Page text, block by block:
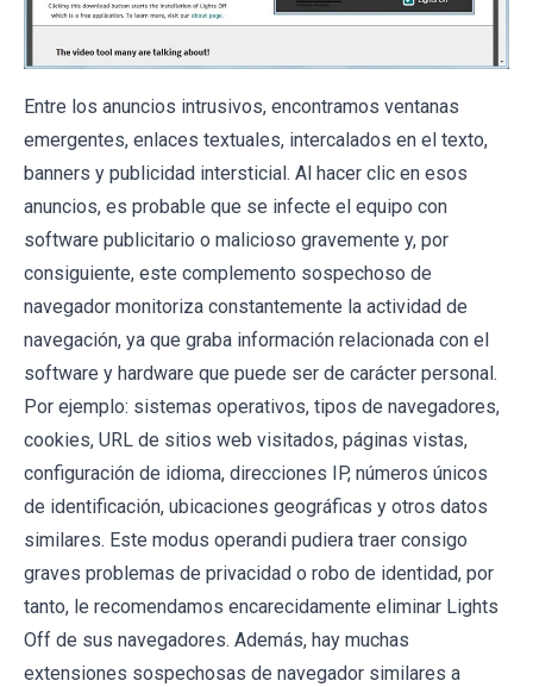
Entre los anuncios intrusivos, encontramos ventanas
emergentes, enlaces textuales, intercalados en el texto,
banners y publicidad intersticial. Al hacer clic en esos
anuncios, es probable que se infecte el equipo con
software publicitario o malicioso gravemente y, por
consiguiente, este complemento sospechoso de
navegador monitoriza constantemente la actividad de
navegación, ya que graba información relacionada con el
software y hardware que puede ser de carácter personal.
Por ejemplo: sistemas operativos, tipos de navegadores,
cookies, URL de sitios web visitados, páginas vistas,
configuración de idioma, direcciones IP, números únicos
de identificación, ubicaciones geográficas y otros datos
similares. Este modus operandi pudiera traer consigo
graves problemas de privacidad o robo de identidad, por
tanto, le recomendamos encarecidamente eliminar Lights
Off de sus navegadores. Además, hay muchas
extensiones sospechosas de navegador similares a